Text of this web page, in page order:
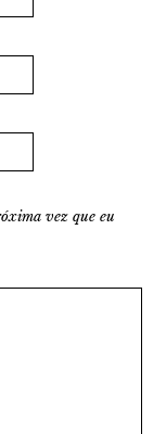
vez que eu